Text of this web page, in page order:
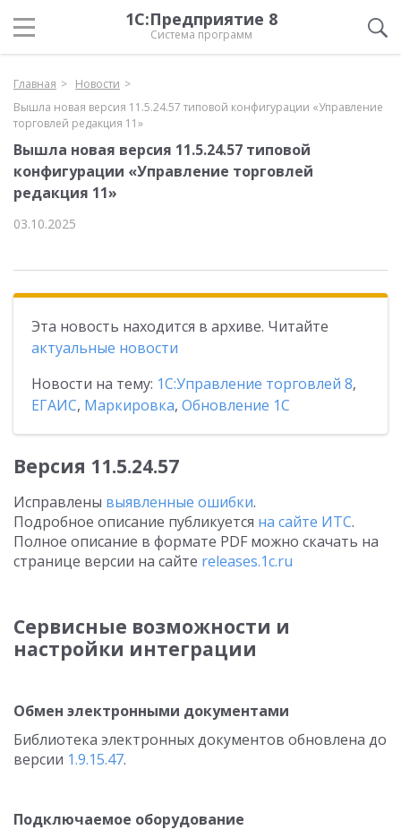
1С:Предприятие 8
Система программ
Главная
Новости
Вышла новая версия 11.5.24.57 типовой конфигурации «Управление
торговлей редакция 11»
Вышла новая версия 11.5.24.57 типовой
конфигурации «Управление торговлей
редакция 11»
03.10.2025
Эта новость находится в архиве. Читайте
актуальные новости
Новости на тему: 1С:Управление торговлей 8,
ЕГАИС, Маркировка, Обновление 1С
Версия 11.5.24.57
Исправлены выявленные ошибки.
Подробное описание публикуется на сайте ИТС.
Полное описание в формате PDF можно скачать на
странице версии на сайте releases.1c.ru
Сервисные возможности и
настройки интеграции
Обмен электронными документами
Библиотека электронных документов обновлена до
версии 1.9.15.47.
Подключаемое оборудование